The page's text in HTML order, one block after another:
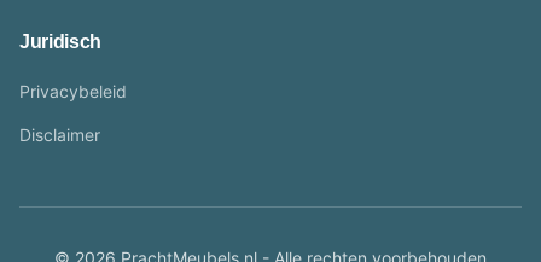
Juridisch
Privacybeleid
Disclaimer
© 2026 PrachtMeubels.nl - Alle rechten voorbehouden